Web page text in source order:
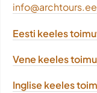
info@archtours.ee
Eesti keeles
Vene keeles
Inglise keeles